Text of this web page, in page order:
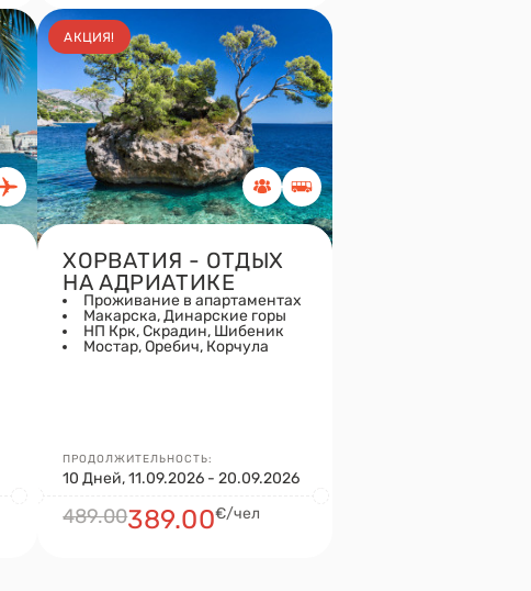
АКЦИЯ!
ХОРВАТИЯ - ОТДЫХ
НА АДРИАТИКЕ
Проживание в апартаментах
Макарска, Динарские горы
НП Крк, Скрадин, Шибеник
Мостар, Оребич, Корчула
ПРОДОЛЖИТЕЛЬНОСТЬ:
10 Дней, 11.09.2026 - 20.09.2026
489.00389.00€/чел